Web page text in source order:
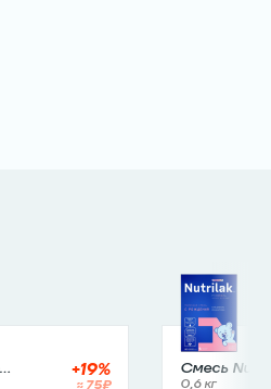
+19%
≈75₽
Смесь
0,6 кг